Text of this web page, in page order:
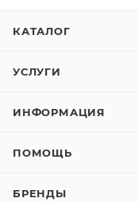
КАТАЛОГ
УСЛУГИ
ИНФОРМАЦИЯ
ПОМОЩЬ
БРЕНДЫ